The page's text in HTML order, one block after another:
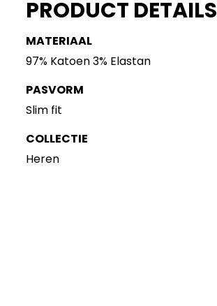
PRODUCT DETAILS
MATERIAAL
97% Katoen 3% Elastan
PASVORM
Slim fit
COLLECTIE
Heren